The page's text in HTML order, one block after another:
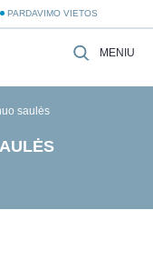
PARDAVIMO VIETOS
MENIU
saulės